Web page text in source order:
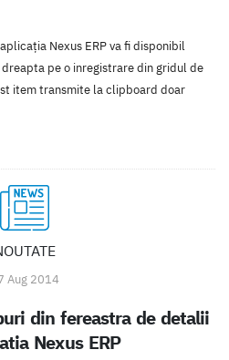
Nexus ERP va fi disponibil
pe o inregistrare din gridul de
item transmite la clipboard doar
Aug 2014
din fereastra de detalii
Nexus ERP